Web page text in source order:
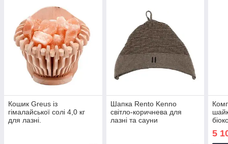
Кошик Greus із
гімалайської солі 4,0 кг
для лазні.
Шапка Rento Kenno
світло-коричнева для
лазні та сауни
5